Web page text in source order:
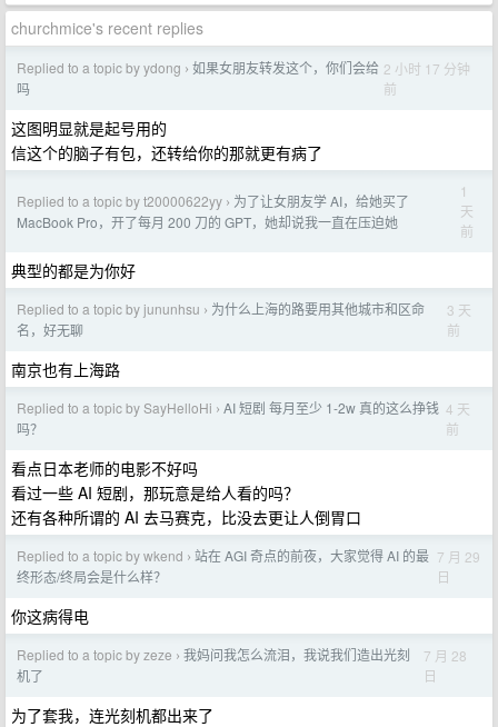
churchmice's recent replies
Replied to a topic by ydong › 如果女朋友转发这个，你们会给
吗
2 小时 17 分钟
前
这图明显就是起号用的
信这个的脑子有包，还转给你的那就更有病了
Replied to a topic by t20000622yy › 为了让女朋友学 AI，给她买了
MacBook Pro，开了每月 200 刀的 GPT，她却说我一直在压迫她
1
天
前
典型的都是为你好
Replied to a topic by jununhsu › 为什么上海的路要用其他城市和区命
名，好无聊
3 天
前
南京也有上海路
Replied to a topic by SayHelloHi › AI 短剧 每月至少 1-2w 真的这么挣钱
吗？
4 天
前
看点日本老师的电影不好吗
看过一些 AI 短剧，那玩意是给人看的吗？
还有各种所谓的 AI 去马赛克，比没去更让人倒胃口
Replied to a topic by wkend › 站在 AGI 奇点的前夜，大家觉得 AI 的最
终形态/终局会是什么样？
7 月 29
日
你这病得电
Replied to a topic by zeze › 我妈问我怎么流泪，我说我们造出光刻
机了
7 月 28
日
为了套我，连光刻机都出来了